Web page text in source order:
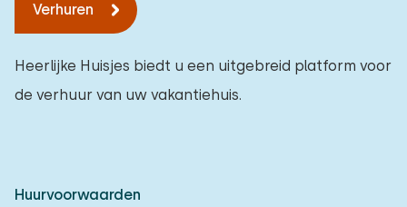
Verhuren
Heerlijke Huisjes biedt u een uitgebreid platform voor
de verhuur van uw vakantiehuis.
Huurvoorwaarden